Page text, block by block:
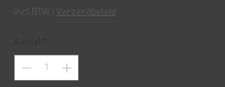
incl.BTW Verzendbeleid